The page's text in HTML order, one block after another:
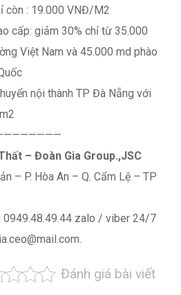
còn : 19.000 VNĐ/M2
cấp: giảm 30% chỉ từ 35.000
Việt Nam và 45.000 md phào
nội thành TP Đà Nẵng với
– Đoàn Gia Group.,JSC
– P. Hòa An – Q. Cẩm Lệ – TP
0949.48.49.44 zalo / viber 24/7
Đánh giá bài viết